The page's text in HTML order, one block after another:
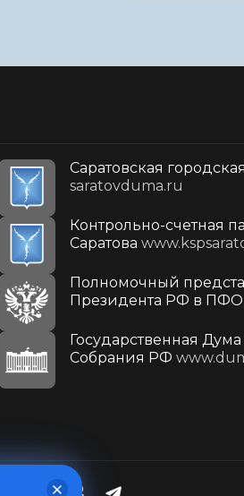
Саратовская
saratovduma.ru
Контрольно-счетная
Саратова
Полномочный
Президента РФ в ПФО
Государственная
Собрания РФ